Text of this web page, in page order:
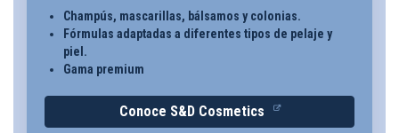
Champús, mascarillas, bálsamos y colonias.
Fórmulas adaptadas a diferentes tipos de pelaje y
piel.
Gama premium
Conoce S&D Cosmetics